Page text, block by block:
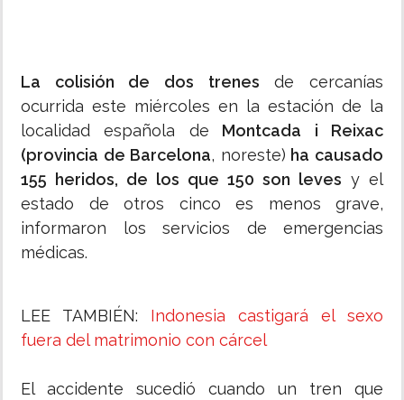
La colisión de dos trenes de cercanías
ocurrida este miércoles en la estación de la
localidad española de Montcada i Reixac
(provincia de Barcelona, noreste) ha causado
155 heridos, de los que 150 son leves y el
estado de otros cinco es menos grave,
informaron los servicios de emergencias
médicas.
LEE TAMBIÉN: Indonesia castigará el sexo
fuera del matrimonio con cárcel
El accidente sucedió cuando un tren que